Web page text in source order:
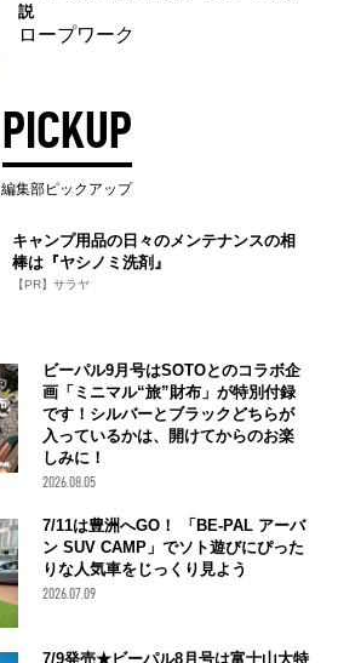
説
ロープワーク
PICKUP
編集部ピックアップ
キャンプ用品の日々のメンテナンスの相
棒は『ヤシノミ洗剤』
【PR】サラヤ
ビーパル9月号はSOTOとのコラボ企
画「ミニマル“旅”財布」が特別付録
です！シルバーとブラックどちらが
入っているかは、開けてからのお楽
しみに！
2026.08.05
7/11は豊洲へGO！ 「BE-PAL アーバ
ン SUV CAMP」でソト遊びにぴった
りな人気車をじっくり見よう
2026.07.09
7/9発売★ビーパル8月号は富士山大特